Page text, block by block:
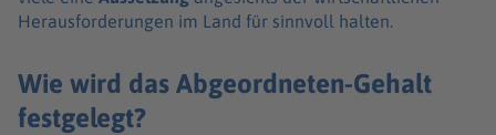
Herausforderungen im Land für sinnvoll halten.
Wie wird das Abgeordneten-Gehalt
festgelegt?